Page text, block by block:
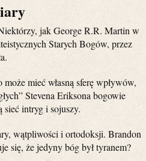
jak George R.R. Martin w
Starych Bogów, przez
mieć własną sferę wpływów,
Stevena Eriksona bogowie
intryg i sojuszy.
wątpliwości i ortodoksji. Brandon
się, że jedyny bóg był tyranem?